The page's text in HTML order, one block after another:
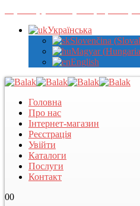
Українська
Slovenčina (
Magyar (
English
Головна
Про нас
Інтернет-магазин
Реєстрація
Увійти
Каталоги
Послуги
Контакт
00